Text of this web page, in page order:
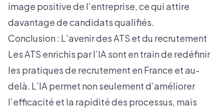
image positive de l’entreprise, ce qui attire
davantage de candidats qualifiés.
Conclusion : L’avenir des ATS et du recrutement
Les ATS enrichis par l’IA sont en train de redéfinir
les pratiques de recrutement en France et au-
delà. L’IA permet non seulement d’améliorer
l’efficacité et la rapidité des processus, mais